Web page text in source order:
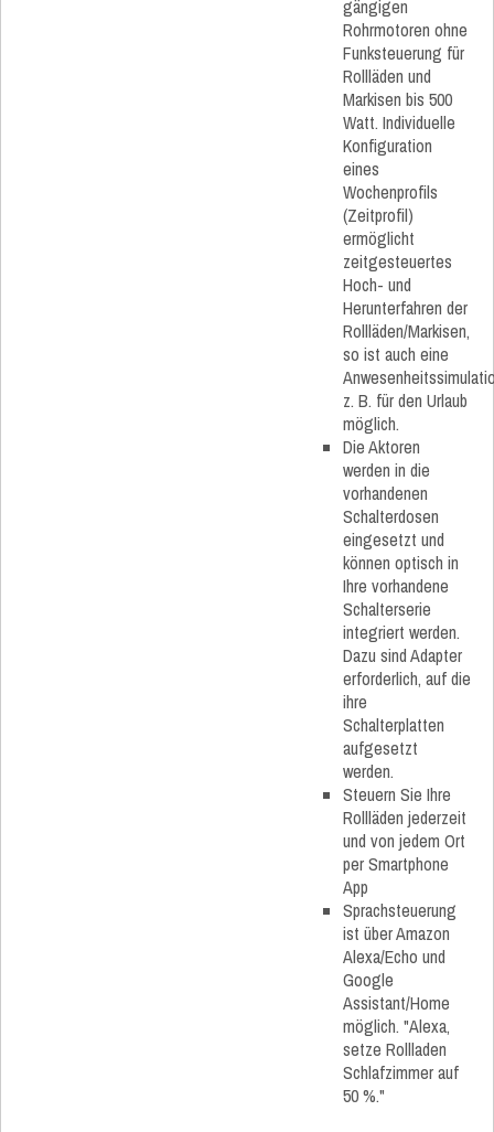
gängigen
Rohrmotoren ohne
Funksteuerung für
Rollläden und
Markisen bis 500
Watt. Individuelle
Konfiguration
eines
Wochenprofils
(Zeitprofil)
ermöglicht
zeitgesteuertes
Hoch- und
Herunterfahren der
Rollläden/Markisen,
so ist auch eine
z. B. für den Urlaub
möglich.
Die Aktoren
werden in die
vorhandenen
Schalterdosen
eingesetzt und
können optisch in
Ihre vorhandene
Schalterserie
integriert werden.
Dazu sind Adapter
erforderlich, auf die
ihre
Schalterplatten
aufgesetzt
werden.
Steuern Sie Ihre
Rollläden jederzeit
und von jedem Ort
per Smartphone
App
Sprachsteuerung
ist über Amazon
Alexa/Echo und
Google
Assistant/Home
möglich. "Alexa,
setze Rollladen
Schlafzimmer auf
50 %."